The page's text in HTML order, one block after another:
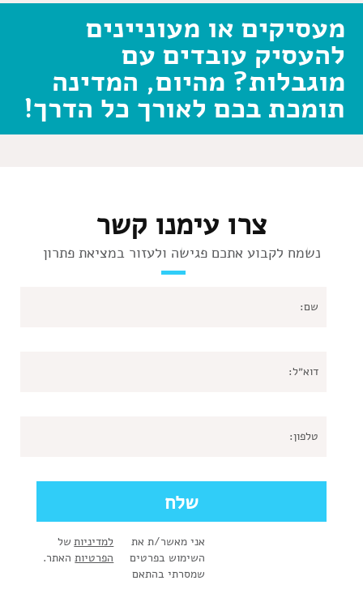
מעסיקים או מעוניינים
להעסיק עובדים עם
מוגבלות? מהיום, המדינה
תומכת בכם לאורך כל הדרך!
צרו עימנו קשר
נשמח לקבוע אתכם פגישה ולעזור במציאת פתרון
אני מאשר/ת את
השימוש בפרטים
שמסרתי בהתאם
למדיניות
הפרטיות
של
האתר.